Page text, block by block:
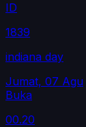
ID
1839
indiana day
Jumat, 07 Agu
Buka
00.20